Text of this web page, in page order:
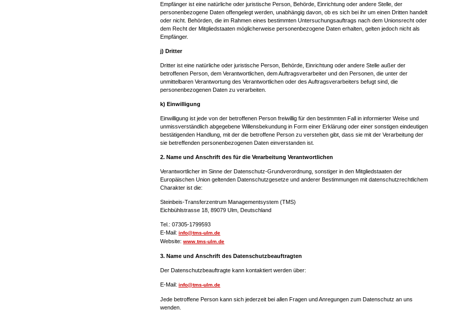
Empfänger ist eine natürliche oder juristische Person, Behörde, Einrichtung oder andere Stelle, der
personenbezogene Daten offengelegt werden, unabhängig davon, ob es sich bei ihr um einen Dritten handelt
oder nicht. Behörden, die im Rahmen eines bestimmten Untersuchungsauftrags nach dem Unionsrecht oder
dem Recht der Mitgliedstaaten möglicherweise personenbezogene Daten erhalten, gelten jedoch nicht als
Empfänger.
j) Dritter
Dritter ist eine natürliche oder juristische Person, Behörde, Einrichtung oder andere Stelle außer der
betroffenen Person, dem Verantwortlichen, dem Auftragsverarbeiter und den Personen, die unter der
unmittelbaren Verantwortung des Verantwortlichen oder des Auftragsverarbeiters befugt sind, die
personenbezogenen Daten zu verarbeiten.
k) Einwilligung
Einwilligung ist jede von der betroffenen Person freiwillig für den bestimmten Fall in informierter Weise und
unmissverständlich abgegebene Willensbekundung in Form einer Erklärung oder einer sonstigen eindeutigen
bestätigenden Handlung, mit der die betroffene Person zu verstehen gibt, dass sie mit der Verarbeitung der
sie betreffenden personenbezogenen Daten einverstanden ist.
2. Name und Anschrift des für die Verarbeitung Verantwortlichen
Verantwortlicher im Sinne der Datenschutz-Grundverordnung, sonstiger in den Mitgliedstaaten der
Europäischen Union geltenden Datenschutzgesetze und anderer Bestimmungen mit datenschutzrechtlichem
Charakter ist die:
Steinbeis-Transferzentrum Managementsystem (TMS)
Eichbühlstrasse 18, 89079 Ulm, Deutschland
Tel.: 07305-1799593
E-Mail: info@tms-ulm.de
Website: www.tms-ulm.de
3. Name und Anschrift des Datenschutzbeauftragten
Der Datenschutzbeauftragte kann kontaktiert werden über:
E-Mail: info@tms-ulm.de
Jede betroffene Person kann sich jederzeit bei allen Fragen und Anregungen zum Datenschutz an uns
wenden.